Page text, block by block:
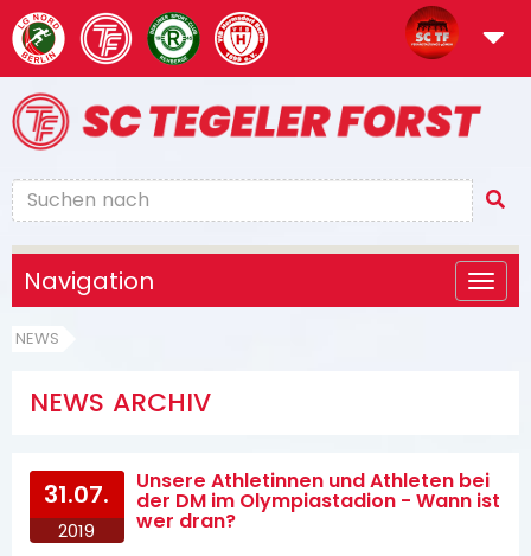
Navigation
NEWS
NEWS ARCHIV
31.07.
2019
Unsere Athletinnen und Athleten bei
der DM im Olympiastadion - Wann ist
wer dran?